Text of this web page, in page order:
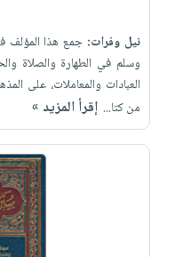
نيل وفرات: جمع هذا المؤلف
وسلم في الطهارة والصلاة
العبادات والمعاملات، على
من كتا... إقرأ المزيد »